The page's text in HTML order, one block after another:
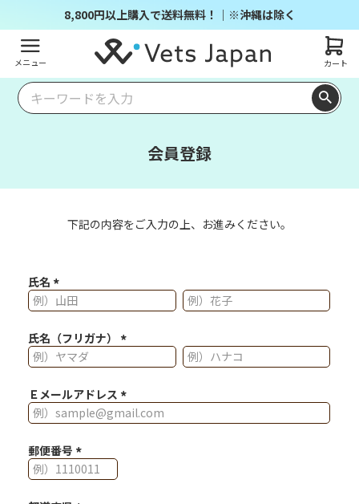
8,800円以上購入で送料無料！｜※沖縄は除く
メニュー カート
会員登録
下記の内容をご入力の上、お進みください。
氏名
(必須)
氏名（フリガナ）
Ｅメールアドレス
(必須)
郵便番号
(必須)